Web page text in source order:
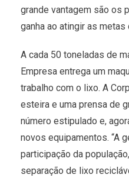
grande vantagem são os
ganha ao atingir as metas
A cada 50 toneladas de
Empresa entrega um
trabalho com o lixo. A
esteira e uma prensa de
número estipulado e,
novos equipamentos. “A
participação da
separação de lixo